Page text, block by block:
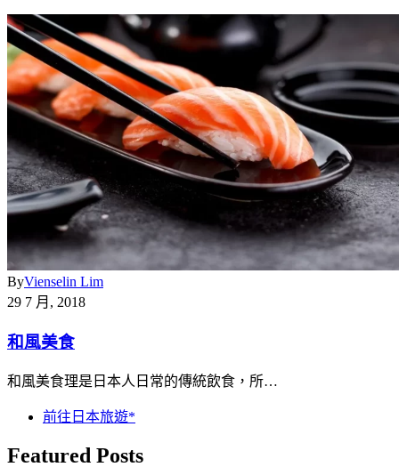
ByVienselin Lim
29 7 月, 2018
和風美食
和風美食理是日本人日常的傳統飲食，所…
前往日本旅遊*
Featured Posts